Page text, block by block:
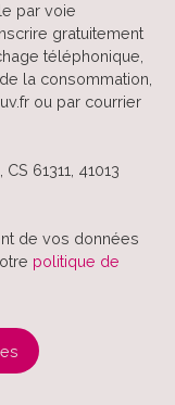
par voie
gratuitement
téléphonique,
la consommation,
ou par courrier
61311, 41013
de vos données
politique de